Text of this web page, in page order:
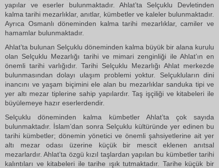
yapılar ve eserler bulunmaktadır. Ahlat’ta Selçuklu Devletinden
kalma tarihi mezarlıklar, anıtlar, kümbetler ve kaleler bulunmaktadır.
Ayrıca Osmanlı döneminden kalma tarihi mezarlıklar, camiler ve
hamamlar bulunmaktadır.
Ahlat’ta bulunan Selçuklu döneminden kalma büyük bir alana kurulu
olan Selçuklu Mezarlığı tarihi ve mimari zenginliği ile Ahlat’ın en
önemli tarihi varlığıdır. Tarihi Selçuklu Mezarlığı Ahlat merkezde
bulunmasından dolayı ulaşım problemi yoktur. Selçukluların dini
inancını ve yaşam biçimini ele alan bu mezarlıklar sanduka tipi ve
yer altı mezar tiplerine sahip yapılardır. Taş işçiliği ve kitabeleri ile
büyülemeye hazır eserlerdendir.
Selçuklu döneminden kalma kümbetler Ahlat’ta çok sayıda
bulunmaktadır. İslam’dan sonra Selçuklu kültüründe yer edinen bu
tarihi kümbetler; dönemin yönetici ve önemli şahsiyetlerine ait yer
altı mezar odası üzerine küçük bir mescit eklenen anıtsal
mezarlardır. Ahlat’ta özgü kızıl taşlardan yapılan bu kümbetler tarihi
kalıntıları ve kitabeleri ile tarihe ışık tutmaktadır. Tarihe küçük bir